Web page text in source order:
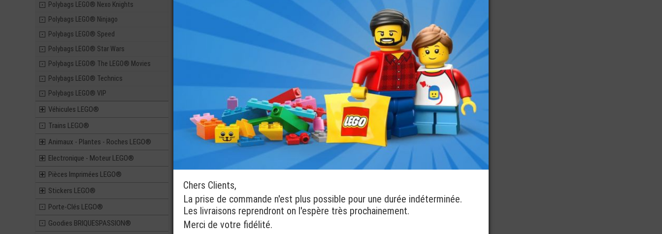
Polybags LEGO® Nexo Knights
Polybags LEGO® Ninjago
Polybags LEGO® Speed
Polybags LEGO® Star Wars
Polybags LEGO® The LEGO® Movies
Polybags LEGO® Technics
Polybags LEGO® VIP
Véhicules LEGO®
Trains LEGO®
Animaux - Plantes - Roches LEGO®
Electronique - Moteur LEGO®
Pièces Imprimées LEGO®
Stickers LEGO®
Porte-Clés LEGO®
Goodies BRIQUESPASSION®
Chers Clients,
La prise de commande n'est plus possible pour une durée indéterminée.
Les livraisons reprendront on l'espère très prochainement.
Merci de votre fidélité.